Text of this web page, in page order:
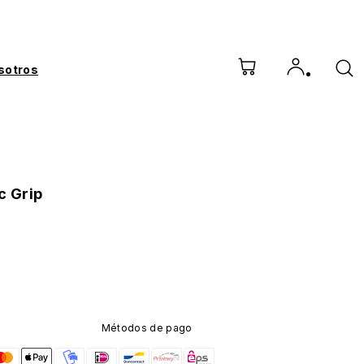
Grip
Métodos de pago